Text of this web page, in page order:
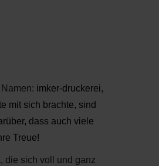
imker-druckerei,
mit sich brachte, sind
dass auch viele
Treue!
die sich voll und ganz